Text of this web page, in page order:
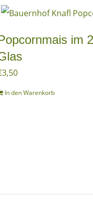
im
3,50
In den Warenkorb